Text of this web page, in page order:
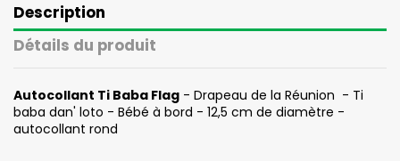
Description
Détails du produit
Autocollant Ti Baba Flag - Drapeau de la Réunion - Ti
baba dan' loto - Bébé à bord - 12,5 cm de diamètre -
autocollant rond